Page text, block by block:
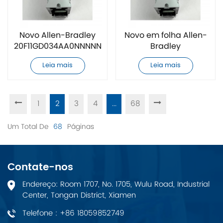
Novo Allen-Bradley
20F11GD034AA0NNNNN
Inversor de
Frequência AC
Leia mais
Novo em folha Allen-
Bradley
20F11GD040AA0NNNNN
inversor de
Leia mais
1 2 3 4 ... 68
Um Total De 68 Páginas
Contate-nos
Endereço: Room 1707, No. 1705, Wulu Road, Industrial
Center, Tongan District, Xiamen
Telefone : +86 18059852749